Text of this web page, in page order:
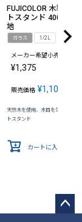
FUJICOLOR 木製フォ
トスタンド 4001HL
地
ガラス 1/2L
メーカー希望小売価格
¥1,375
販売価格 ¥1,100
天然木を使用、木目を生かしたフ
トスタンド
カートに入れる